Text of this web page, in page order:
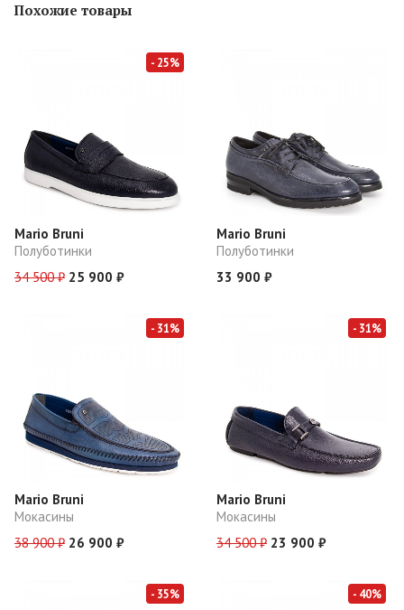
Похожие товары
- 25%
Mario Bruni
Полуботинки
34 500 ₽ 25 900 ₽
Mario Bruni
Полуботинки
33 900 ₽
- 31%
Mario Bruni
Мокасины
38 900 ₽ 26 900 ₽
- 31%
Mario Bruni
Мокасины
34 500 ₽ 23 900 ₽
- 35% - 40%